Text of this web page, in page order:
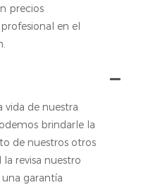
precios
en el
vida de nuestra
brindarle la
de nuestros otros
revisa nuestro
garantía